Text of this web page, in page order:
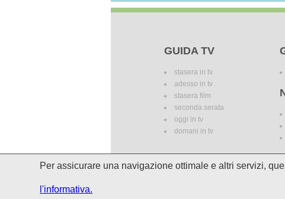
GUIDA TV
stasera in tv
adesso in tv
stasera film
seconda serata
oggi in tv
domani in tv
I palinsesti potrebbero subire delle
Per assicurare una navigazione ottimale e altri servizi,
l'informativa.